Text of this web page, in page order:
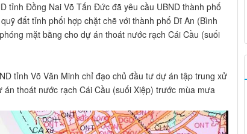
tỉnh Đồng Nai Võ Tấn Đức đã yêu cầu UBND thành phố
đất tỉnh phối hợp chặt chẽ với thành phố Dĩ An (Bình
mặt bằng cho dự án thoát nước rạch Cái Cầu (suối
tỉnh Võ Văn Minh chỉ đạo chủ đầu tư dự án tập trung xử
thoát nước rạch Cái Cầu (suối Xiệp) trước mùa mưa